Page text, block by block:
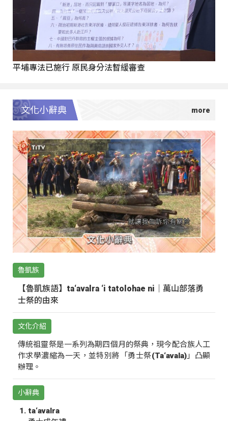
平埔專法已施行 原民身分法暫緩審查
文化小辭典
魯凱族
【魯凱族語】ta‘avalra ‘i tatolohae ni｜萬山部落勇
士祭的由來
文化介紹
傳統祖靈祭是一系列為期四個月的祭典，現今配合族人工
作求學濃縮為一天，並特別將「勇士祭(Ta‘avala)」凸顯
辦理。
小辭典
ta‘avalra